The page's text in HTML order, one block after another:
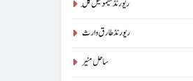
ریورنڈ سیموئیل گِل
ریورنڈ طارق وارث
ساحل منیر